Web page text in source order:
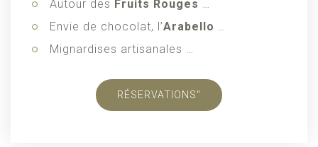
Autour des Fruits Rouges …
Envie de chocolat, l’Arabello …
Mignardises artisanales …
RÉSERVATIONS"